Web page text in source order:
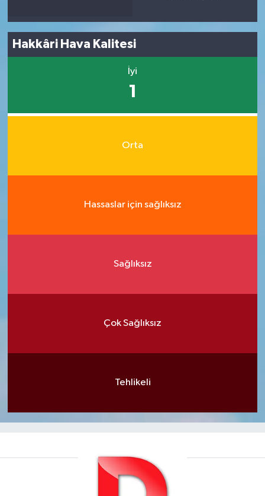
Hakkâri Hava Kalitesi
İyi
1
Orta
Hassaslar için sağlıksız
Sağlıksız
Çok Sağlıksız
Tehlikeli